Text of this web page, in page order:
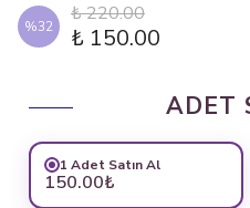
%32
₺ 220.00
₺ 150.00
ADET
1 Adet Satın Al
150.00₺